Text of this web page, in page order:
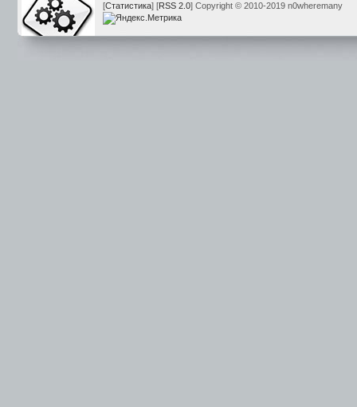
[Статистика] [RSS 2.0] Copyright © 2010-2019 n0wheremany